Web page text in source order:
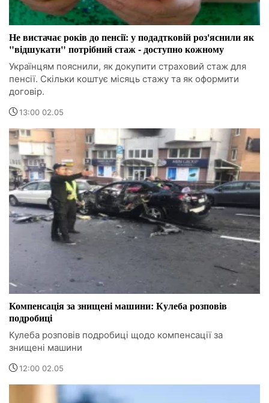
Не вистачає років до пенсії: у подадтковій роз'яснили як
"відшукати" потрібний стаж - доступно кожному
Українцям пояснили, як докупити страховий стаж для
пенсії. Скільки коштує місяць стажу та як оформити
договір.
13:00 02.05
Компенсація за знищені машини: Кулеба розповів
подробиці
Кулеба розповів подробиці щодо компенсації за
знищені машини
12:00 02.05